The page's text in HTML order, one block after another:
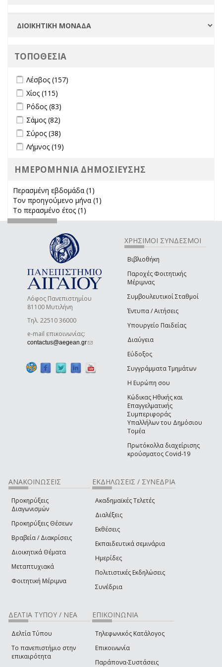
ΤΟΠΟΘΕΣΙΑ
Apply Λέσβος filter
Λέσβος (157)
Apply Χίος filter
Χίος (115)
Apply Ρόδος filter
Ρόδος (83)
Apply Σάμος filter
Σάμος (82)
Apply Σύρος filter
Σύρος (38)
Apply Λήμνος filter
Λήμνος (19)
ΗΜΕΡΟΜΗΝΙΑ ΔΗΜΟΣΙΕΥΣΗΣ
Περασμένη εβδομάδα (1)
Τον προηγούμενο μήνα (1)
Το περασμένο έτος (1)
Λόφος Πανεπιστημίου
81100 Μυτιλήνη
Τηλ. 22510 36000
e-mail επικοινωνίας:
contactus@aegean.gr(link sends e-mail)
ΧΡΗΣΙΜΟΙ ΣΥΝΔΕΣΜΟΙ
Βιβλιοθήκη
Παροχές Φοιτητικής
Μέριμνας
Συμβουλευτικοί Σταθμοί
Έντυπα / Αιτήσεις
Υπουργείο Παιδείας
Διαύγεια
Εύδοξος
Συγγράμματα Τμημάτων
Η Ευρώπη σου
Κώδικας Ηθικής και
Επαγγελματικής
Συμπεριφοράς
Υπαλλήλων του Δημόσιου
Τομέα
Πρωτόκολλα διαχείρισης
κρούσματος Covid-19
ΑΝΑΚΟΙΝΩΣΕΙΣ
Προκηρύξεις
Διαγωνισμών
Προκηρύξεις Θέσεων
Βραβεία / Διακρίσεις
Διοικητικά Θέματα
Μεταπτυχιακά
Φοιτητική Μέριμνα
ΕΚΔΗΛΩΣΕΙΣ / ΣΥΝΕΔΡΙΑ
Ακαδημαϊκές Τελετές
Διαλέξεις
Εκθέσεις
Εκπαιδευτικά σεμινάρια
Ημερίδες
Πολιτιστικές Εκδηλώσεις
Συνέδρια
ΔΕΛΤΙΑ ΤΥΠΟΥ / ΝΕΑ
Δελτία Τύπου
Το πανεπιστήμιο στην
επικαιρότητα
ΕΠΙΚΟΙΝΩΝΙΑ
Τηλεφωνικός Κατάλογος
Επικοινωνία
Παράπονα-Συστάσεις